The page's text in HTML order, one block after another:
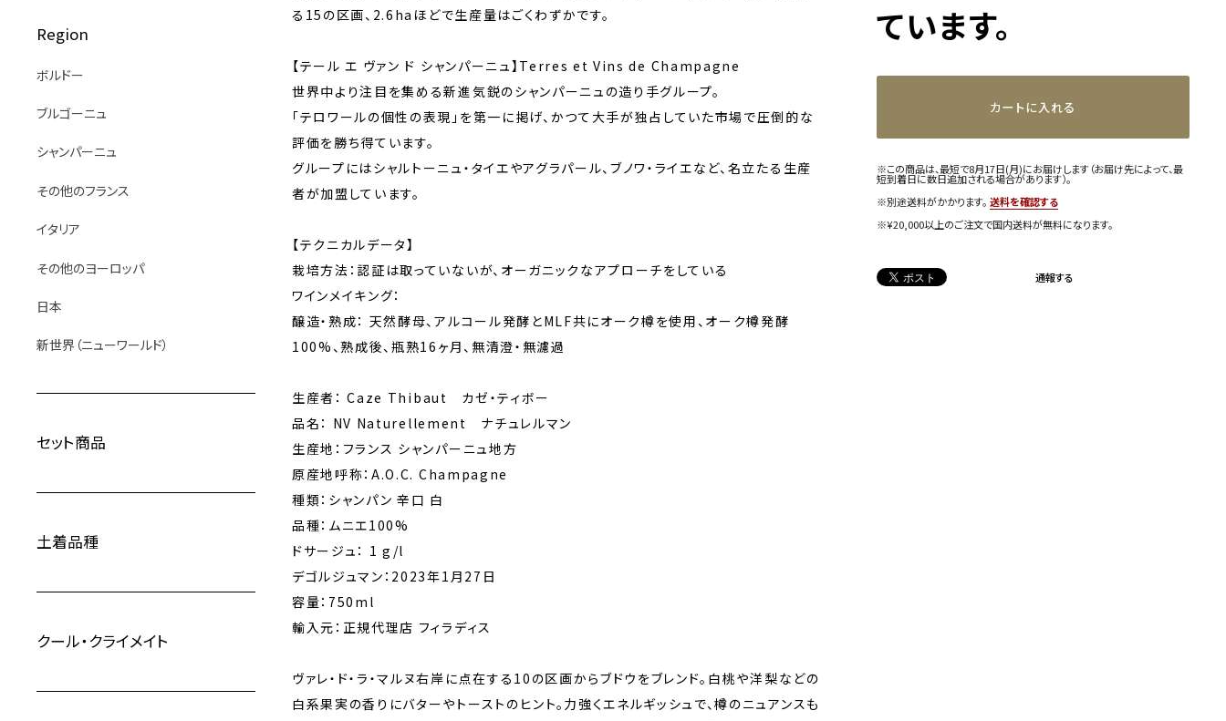
Region
ボルドー
ブルゴーニュ
シャンパーニュ
その他のフランス
イタリア
その他のヨーロッパ
日本
新世界（ニューワールド）
セット商品
土着品種
クール・クライメイト
る15の区画、2.6haほどで生産量はごくわずかです。
【テール エ ヴァン ド シャンパーニュ】Terres et Vins de Champagne
世界中より注目を集める新進気鋭のシャンパーニュの造り手グループ。
「テロワールの個性の表現」を第一に掲げ、かつて大手が独占していた市場で圧倒的な
評価を勝ち得ています。
グループにはシャルトーニュ・タイエやアグラパール、ブノワ・ライエなど、名立たる生産
者が加盟しています。
【テクニカルデータ】
栽培方法：認証は取っていないが、オーガニックなアプローチをしている
ワインメイキング：
醸造・熟成： 天然酵母、アルコール発酵とMLF共にオーク樽を使用、オーク樽発酵
100%、熟成後、瓶熟16ヶ月、無清澄・無濾過
生産者： Caze Thibaut カゼ・ティボー
品名： NV Naturellement ナチュレルマン
生産地：フランス シャンパーニュ地方
原産地呼称：A.O.C. Champagne
種類：シャンパン 辛口 白
品種：ムニエ100%
ドサージュ： 1 g/l
デゴルジュマン：2023年1月27日
容量：750ml
輸入元：正規代理店 フィラディス
ヴァレ・ド・ラ・マルヌ右岸に点在する10の区画からブドウをブレンド。白桃や洋梨などの
白系果実の香りにバターやトーストのヒント。力強くエネルギッシュで、樽のニュアンスも
ています。
カートに入れる
※この商品は、最短で8月17日(月)にお届けします（お届け先によって、最
短到着日に数日追加される場合があります）。
※別途送料がかかります。 送料を確認する
※¥20,000以上のご注文で国内送料が無料になります。
通報する